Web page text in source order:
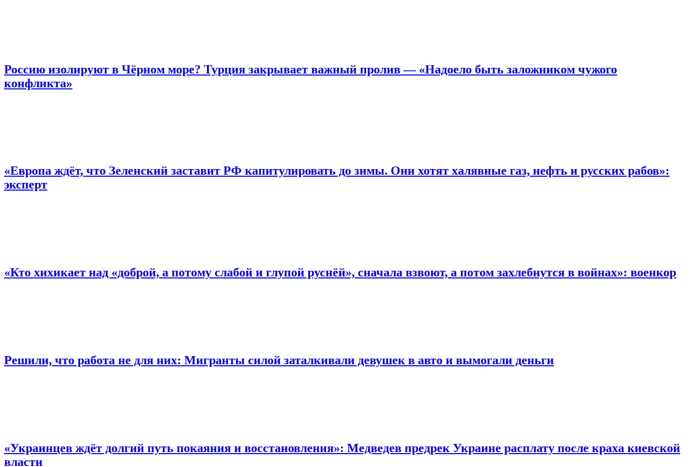
Россию изолируют в Чёрном море? Турция закрывает важный пролив — «Надоело быть заложником чужого
конфликта»
«Европа ждёт, что Зеленский заставит РФ капитулировать до зимы. Они хотят халявные газ, нефть и русских рабов»:
эксперт
«Кто хихикает над «доброй, а потому слабой и глупой руснёй», сначала взвоют, а потом захлебнутся в войнах»: военкор
Решили, что работа не для них: Мигранты силой заталкивали девушек в авто и вымогали деньги
«Украинцев ждёт долгий путь покаяния и восстановления»: Медведев предрек Украине расплату после краха киевской
власти